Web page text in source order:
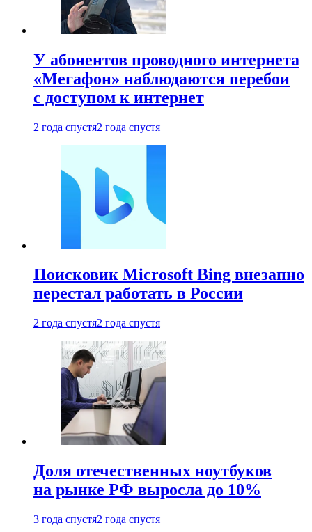
У абонентов проводного интернета
«Мегафон» наблюдаются перебои
с доступом к интернет
2 года спустя2 года спустя
Поисковик Microsoft Bing внезапно
перестал работать в России
2 года спустя2 года спустя
Доля отечественных ноутбуков
на рынке РФ выросла до 10%
3 года спустя2 года спустя